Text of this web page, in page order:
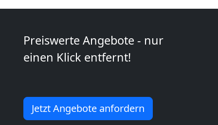
Preiswerte Angebote - nur
einen Klick entfernt!
Jetzt Angebote anfordern
LKW
Kunsttransport